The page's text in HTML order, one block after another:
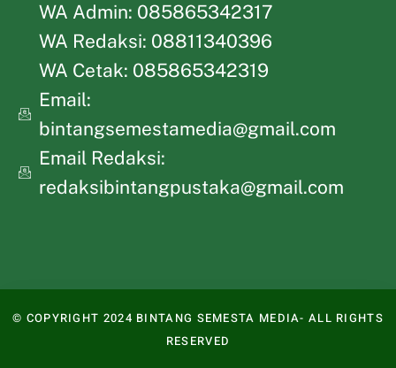
WA Admin: 085865342317
WA Redaksi: 08811340396
WA Cetak: 085865342319
Email:
bintangsemestamedia@gmail.com
Email Redaksi:
redaksibintangpustaka@gmail.com
© COPYRIGHT 2024 BINTANG SEMESTA MEDIA- ALL RIGHTS
RESERVED